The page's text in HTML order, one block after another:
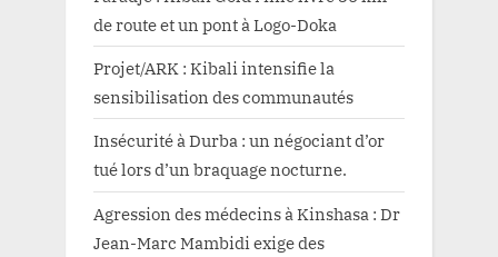
de route et un pont à Logo-Doka
Projet/ARK : Kibali intensifie la
sensibilisation des communautés
Insécurité à Durba : un négociant d’or
tué lors d’un braquage nocturne.
Agression des médecins à Kinshasa : Dr
Jean-Marc Mambidi exige des